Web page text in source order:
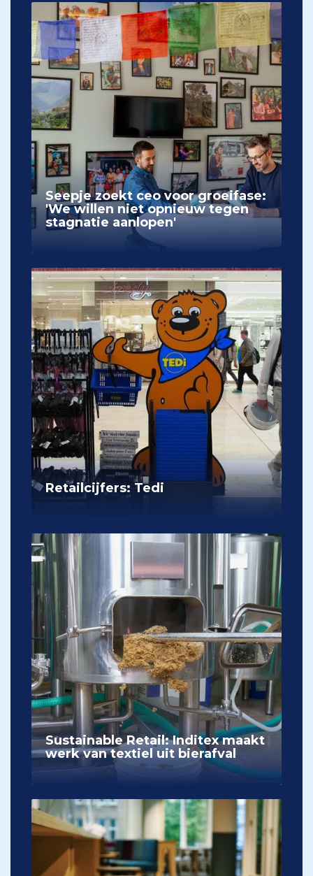
Seepje zoekt ceo voor groeifase:
'We willen niet opnieuw tegen
stagnatie aanlopen'
Retailcijfers: Tedi
Sustainable Retail: Inditex maakt
werk van textiel uit bierafval